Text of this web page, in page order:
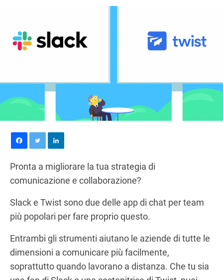
Pronta a migliorare la tua strategia di
comunicazione e collaborazione?
Slack e Twist sono due delle app di chat per team
più popolari per fare proprio questo.
Entrambi gli strumenti aiutano le aziende di tutte le
dimensioni a comunicare più facilmente,
soprattutto quando lavorano a distanza. Che tu sia